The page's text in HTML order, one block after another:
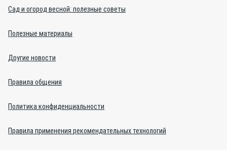
Сад и огород весной: полезные советы
Полезные материалы
Другие новости
Правила общения
Политика конфиденциальности
Правила применения рекомендательных технологий